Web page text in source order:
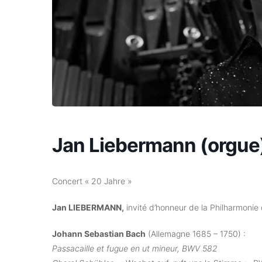
Jan Liebermann
Concert « 20 Jahre »
Jan LIEBERMANN, invité d’honneur de la
Johann Sebastian Bach (Allemagne 1685 – 1750) :
Passacaille et fugue en ut mineur, BWV 582